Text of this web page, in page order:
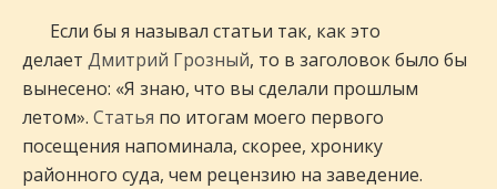
Если бы я называл статьи так, как это
делает Дмитрий Грозный, то в заголовок было бы
вынесено: «Я знаю, что вы сделали прошлым
летом». Cтатья по итогам моего первого
посещения напоминала, скорее, хронику
районного суда, чем рецензию на заведение.